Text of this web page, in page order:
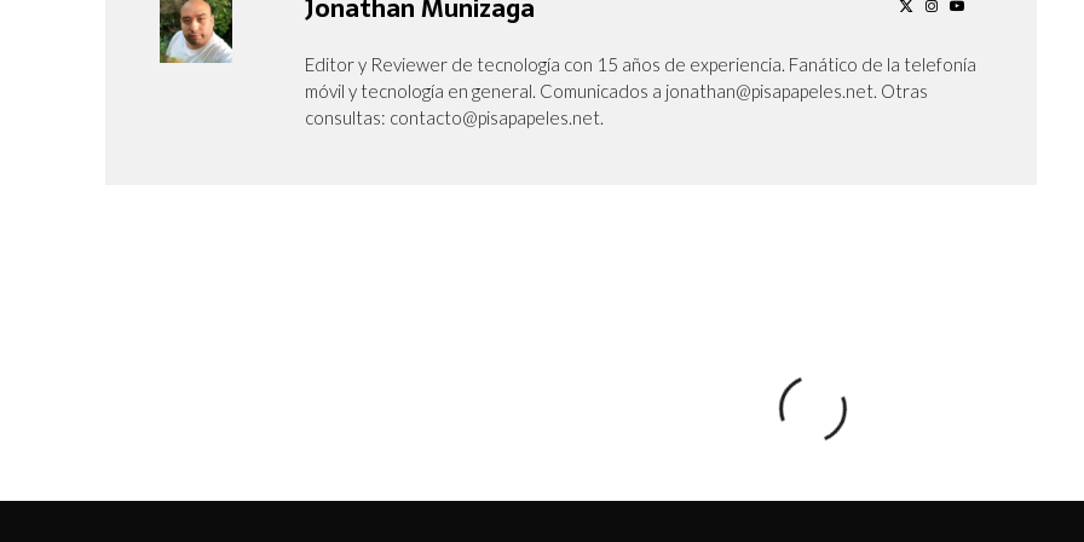
Jonathan Munizaga
Editor y Reviewer de tecnología con 15 años de experiencia. Fanático de la telefonía
móvil y tecnología en general. Comunicados a jonathan@pisapapeles.net. Otras
consultas: contacto@pisapapeles.net.